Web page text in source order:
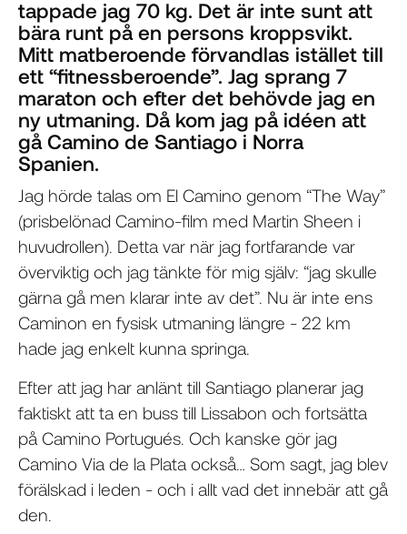
tappade jag 70 kg. Det är inte sunt att
bära runt på en persons kroppsvikt.
Mitt matberoende förvandlas istället till
ett “fitnessberoende”. Jag sprang 7
maraton och efter det behövde jag en
ny utmaning. Då kom jag på idéen att
gå Camino de Santiago i Norra
Spanien.
Jag hörde talas om El Camino genom “The Way”
(prisbelönad Camino-film med Martin Sheen i
huvudrollen). Detta var när jag fortfarande var
överviktig och jag tänkte för mig själv: “jag skulle
gärna gå men klarar inte av det”. Nu är inte ens
Caminon en fysisk utmaning längre - 22 km
hade jag enkelt kunna springa.
Efter att jag har anlänt till Santiago planerar jag
faktiskt att ta en buss till Lissabon och fortsätta
på Camino Portugués. Och kanske gör jag
Camino Via de la Plata också… Som sagt, jag blev
förälskad i leden - och i allt vad det innebär att gå
den.